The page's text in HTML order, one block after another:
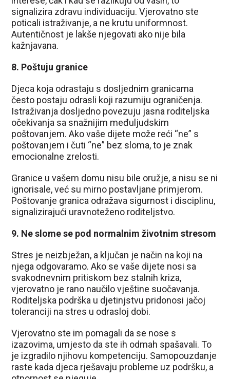
signalizira zdravu individuaciju. Vjerovatno ste
poticali istraživanje, a ne krutu uniformnost.
Autentičnost je lakše njegovati ako nije bila
kažnjavana.
8. Poštuju granice
Djeca koja odrastaju s dosljednim granicama
često postaju odrasli koji razumiju ograničenja.
Istraživanja dosljedno povezuju jasna roditeljska
očekivanja sa snažnijim međuljudskim
poštovanjem. Ako vaše dijete može reći “ne” s
poštovanjem i čuti “ne” bez sloma, to je znak
emocionalne zrelosti.
Granice u vašem domu nisu bile oružje, a nisu se ni
ignorisale, već su mirno postavljane primjerom.
Poštovanje granica odražava sigurnost i disciplinu,
signalizirajući uravnoteženo roditeljstvo.
9. Ne slome se pod normalnim životnim stresom
Stres je neizbježan, a ključan je način na koji na
njega odgovaramo. Ako se vaše dijete nosi sa
svakodnevnim pritiskom bez stalnih kriza,
vjerovatno je rano naučilo vještine suočavanja.
Roditeljska podrška u djetinjstvu pridonosi jačoj
toleranciji na stres u odrasloj dobi.
Vjerovatno ste im pomagali da se nose s
izazovima, umjesto da ste ih odmah spašavali. To
je izgradilo njihovu kompetenciju. Samopouzdanje
raste kada djeca rješavaju probleme uz podršku, a